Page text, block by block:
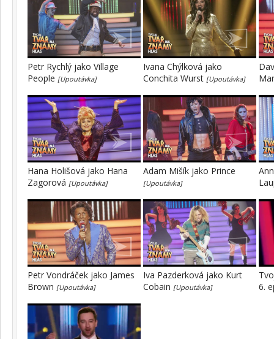
Petr Rychlý jako Village
People [Upoutávka]
Ivana Chýlková jako
Conchita Wurst [Upoutávka]
Hana Holišová jako Hana
Zagorová [Upoutávka]
Adam Mišík jako Prince
[Upoutávka]
Petr Vondráček jako James
Brown [Upoutávka]
Iva Pazderková jako Kurt
Cobain [Upoutávka]
6.